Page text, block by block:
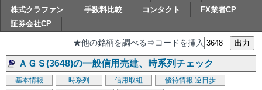
株式クラファン
手数料比較 コンタクト
FX業者CP
証券会社CP
★他の銘柄を調べる⇒コードを挿入
ＡＧＳ(3648)の一般信用売建、時系列チェック
基本情報 時系列 信用取組 優待情報 逆日歩